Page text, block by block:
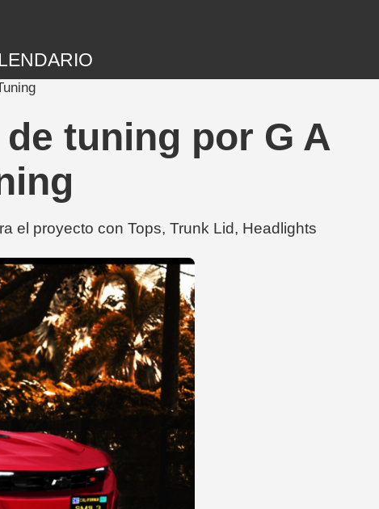
tuning por G A
el proyecto con Tops, Trunk Lid, Headlights